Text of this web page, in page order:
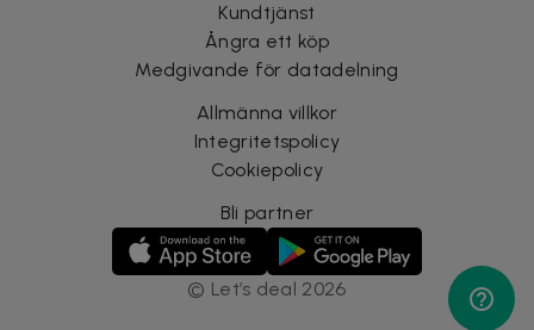
Kundtjänst
Ångra ett köp
Medgivande för datadelning
Allmänna villkor
Integritetspolicy
Cookiepolicy
Bli partner
© Let’s deal 2026